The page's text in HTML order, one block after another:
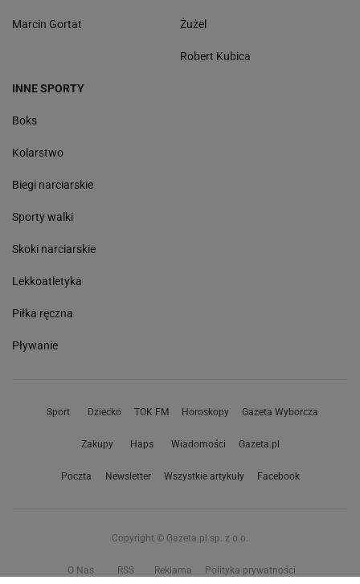
Marcin Gortat Żużel
Robert Kubica
INNE SPORTY
Boks
Kolarstwo
Biegi narciarskie
Sporty walki
Skoki narciarskie
Lekkoatletyka
Piłka ręczna
Pływanie
Sport Dziecko TOK FM Horoskopy Gazeta Wyborcza
Zakupy Haps Wiadomości Gazeta.pl
Poczta Newsletter Wszystkie artykuły Facebook
Copyright © Gazeta.pl sp. z o.o.
O Nas RSS Reklama Polityka prywatności